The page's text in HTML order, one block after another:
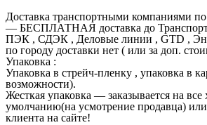
Доставка транспортными компаниями
— БЕСПЛАТНАЯ доставка до
ПЭК , СДЭК , Деловые линии , GTD ,
по городу доставки нет ( или за доп.
Упаковка :
Упаковка в стрейч-пленку , упаковка в
возможности).
Жесткая упаковка — заказывается на все
умолчанию(на усмотрение продавца) или
клиента на сайте!